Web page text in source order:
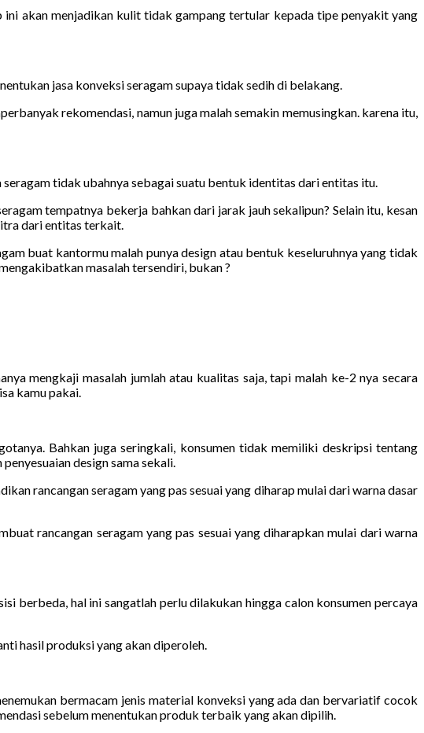
ini akan menjadikan kulit tidak gampang tertular kepada tipe penyakit yang
jasa konveksi seragam supaya tidak sedih di belakang.
rekomendasi, namun juga malah semakin memusingkan. karena itu,
tidak ubahnya sebagai suatu bentuk identitas dari entitas itu.
tempatnya bekerja bahkan dari jarak jauh sekalipun? Selain itu, kesan
dari entitas terkait.
buat kantormu malah punya design atau bentuk keseluruhnya yang tidak
masalah tersendiri, bukan ?
mengkaji masalah jumlah atau kualitas saja, tapi malah ke-2 nya secara
kamu pakai.
Bahkan juga seringkali, konsumen tidak memiliki deskripsi tentang
design sama sekali.
rancangan seragam yang pas sesuai yang diharap mulai dari warna dasar
rancangan seragam yang pas sesuai yang diharapkan mulai dari warna
berbeda, hal ini sangatlah perlu dilakukan hingga calon konsumen percaya
hasil produksi yang akan diperoleh.
bermacam jenis material konveksi yang ada dan bervariatif cocok
sebelum menentukan produk terbaik yang akan dipilih.